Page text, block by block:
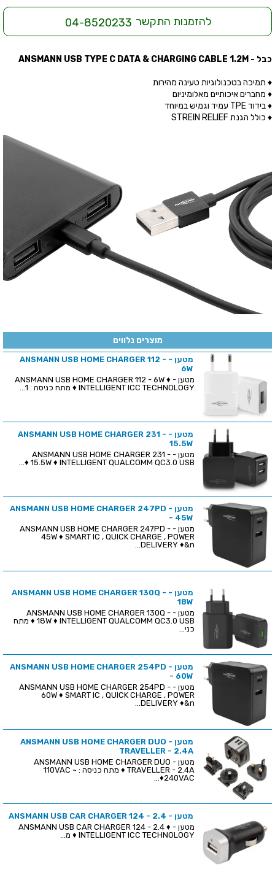
להזמנות התקשר 04-8520233
כבל - ANSMANN USB TYPE C DATA & CHARGING CABLE 1.2M
♦ תמיכה בטכנולוגיות טעינה מהירות
♦ מחברים איכותיים מאלומיניום
♦ בידוד TPE עמיד וגמיש במיוחד
♦ כולל הגנת STREIN RELIEF
מוצרים נלווים
מטען - ANSMANN USB HOME CHARGER 112 -
6W
מטען - ANSMANN USB HOME CHARGER 112 - 6W ♦
INTELLIGENT ICC TECHNOLOGY ♦ מתח כניסה : 1...
מטען - ANSMANN USB HOME CHARGER 231 -
15.5W
מטען - ANSMANN USB HOME CHARGER 231 -
15.5W ♦ INTELLIGENT QUALCOMM QC3.0 USB ♦...
מטען - ANSMANN USB HOME CHARGER 247PD
- 45W
מטען - ANSMANN USB HOME CHARGER 247PD -
45W ♦ SMART IC , QUICK CHARGE , POWER
DELIVERY ♦&n...
מטען - ANSMANN USB HOME CHARGER 130Q -
18W
מטען - ANSMANN USB HOME CHARGER 130Q -
18W ♦ INTELLIGENT QUALCOMM QC3.0 USB ♦ מתח
כני...
מטען - ANSMANN USB HOME CHARGER 254PD
- 60W
מטען - ANSMANN USB HOME CHARGER 254PD -
60W ♦ SMART IC , QUICK CHARGE , POWER
DELIVERY ♦&n...
מטען - ANSMANN USB HOME CHARGER DUO
TRAVELLER - 2.4A
מטען - ANSMANN USB HOME CHARGER DUO
TRAVELLER - 2.4A ♦ מתח כניסה : 110VAC ~
240VAC♦...
מטען - ANSMANN USB CAR CHARGER 124 - 2.4
מטען - ANSMANN USB CAR CHARGER 124 - 2.4 ♦
INTELLIGENT ICC TECHNOLOGY ♦ מ...